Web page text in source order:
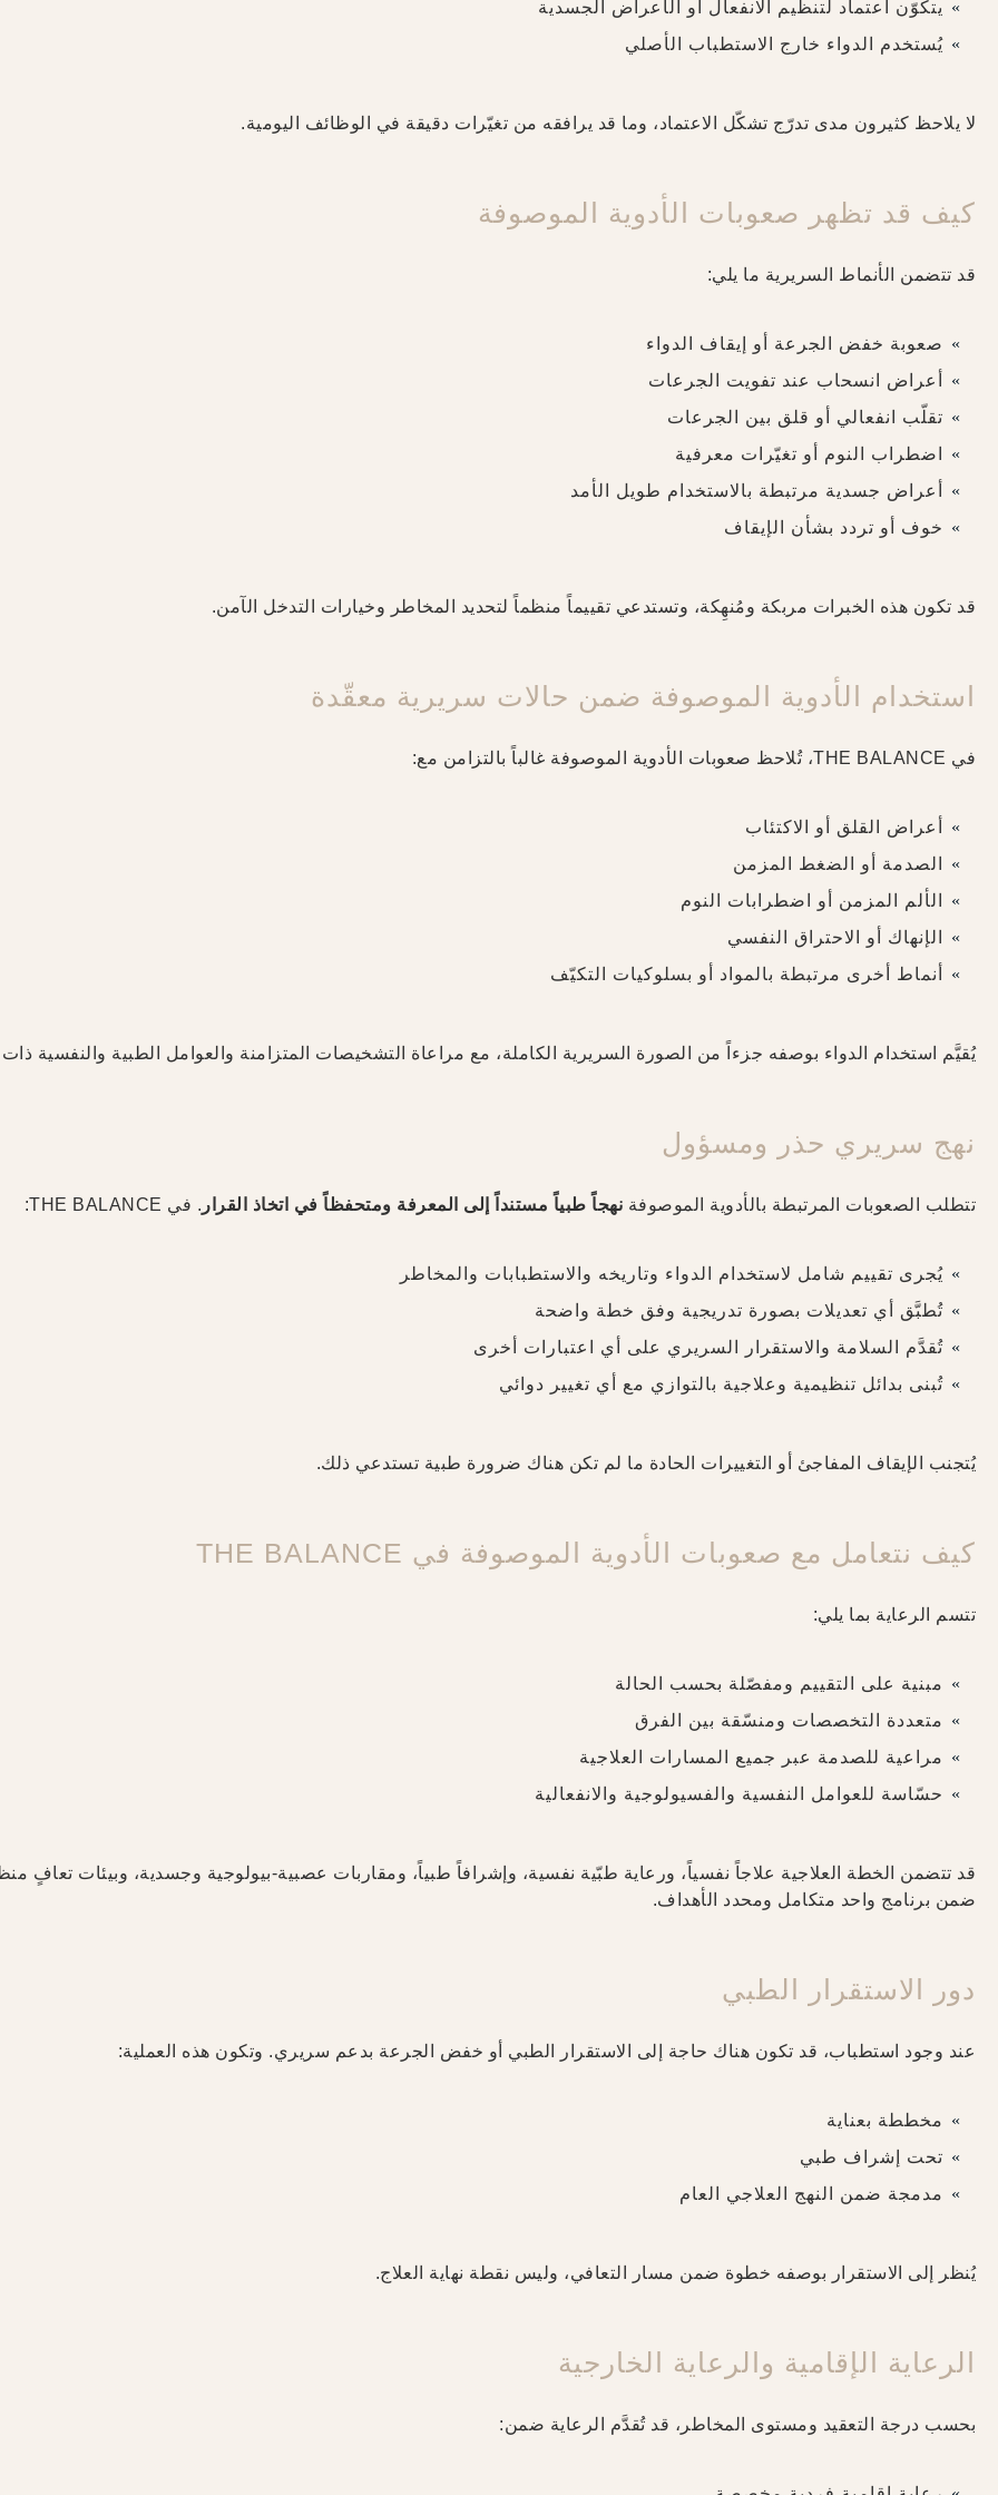
يتكوّن اعتماد لتنظيم الانفعال أو الأعراض الجسدية
يُستخدم الدواء خارج الاستطباب الأصلي
لا يلاحظ كثيرون مدى تدرّج تشكّل الاعتماد، وما قد يرافقه من تغيّرات دقيقة في الوظائف اليومية.
كيف قد تظهر صعوبات الأدوية الموصوفة
قد تتضمن الأنماط السريرية ما يلي:
صعوبة خفض الجرعة أو إيقاف الدواء
أعراض انسحاب عند تفويت الجرعات
تقلّب انفعالي أو قلق بين الجرعات
اضطراب النوم أو تغيّرات معرفية
أعراض جسدية مرتبطة بالاستخدام طويل الأمد
خوف أو تردد بشأن الإيقاف
قد تكون هذه الخبرات مربكة ومُنهِكة، وتستدعي تقييماً منظماً لتحديد المخاطر وخيارات التدخل الآمن.
استخدام الأدوية الموصوفة ضمن حالات سريرية معقّدة
في THE BALANCE، تُلاحظ صعوبات الأدوية الموصوفة غالباً بالتزامن مع:
أعراض القلق أو الاكتئاب
الصدمة أو الضغط المزمن
الألم المزمن أو اضطرابات النوم
الإنهاك أو الاحتراق النفسي
أنماط أخرى مرتبطة بالمواد أو بسلوكيات التكيّف
يُقيَّم استخدام الدواء بوصفه جزءاً من الصورة السريرية الكاملة، مع مراعاة التشخيصات المتزامنة والعوامل الطبية والنفسية
نهج سريري حذر ومسؤول
تتطلب الصعوبات المرتبطة بالأدوية الموصوفة نهجاً طبياً مستنداً إلى المعرفة ومتحفظاً في اتخاذ القرار . في THE BALANCE:
يُجرى تقييم شامل لاستخدام الدواء وتاريخه والاستطبابات والمخاطر
تُطبَّق أي تعديلات بصورة تدريجية وفق خطة واضحة
تُقدَّم السلامة والاستقرار السريري على أي اعتبارات أخرى
تُبنى بدائل تنظيمية وعلاجية بالتوازي مع أي تغيير دوائي
يُتجنب الإيقاف المفاجئ أو التغييرات الحادة ما لم تكن هناك ضرورة طبية تستدعي ذلك.
كيف نتعامل مع صعوبات الأدوية الموصوفة في THE BALANCE
تتسم الرعاية بما يلي:
مبنية على التقييم ومفصّلة بحسب الحالة
متعددة التخصصات ومنسّقة بين الفرق
مراعية للصدمة عبر جميع المسارات العلاجية
حسّاسة للعوامل النفسية والفسيولوجية والانفعالية
قد تتضمن الخطة العلاجية علاجاً نفسياً، ورعاية طبّية نفسية، وإشرافاً طبياً، ومقاربات عصبية-بيولوجية وجسدية، وبيئات تعافٍ
ضمن برنامج واحد متكامل ومحدد الأهداف.
دور الاستقرار الطبي
عند وجود استطباب، قد تكون هناك حاجة إلى الاستقرار الطبي أو خفض الجرعة بدعم سريري. وتكون هذه العملية:
مخططة بعناية
تحت إشراف طبي
مدمجة ضمن النهج العلاجي العام
يُنظر إلى الاستقرار بوصفه خطوة ضمن مسار التعافي، وليس نقطة نهاية العلاج.
الرعاية الإقامية والرعاية الخارجية
بحسب درجة التعقيد ومستوى المخاطر، قد تُقدَّم الرعاية ضمن: